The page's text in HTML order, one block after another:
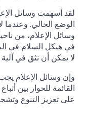
لقد أسهمت وسائل
الوضع الحالي. وعندما
وسائل الإعلام، من
في هيكل السلام في
لا يمكن أن نثق في آلية
وإن وسائل الإعلام
القائمة للحوار بين
على تعزيز التنوع